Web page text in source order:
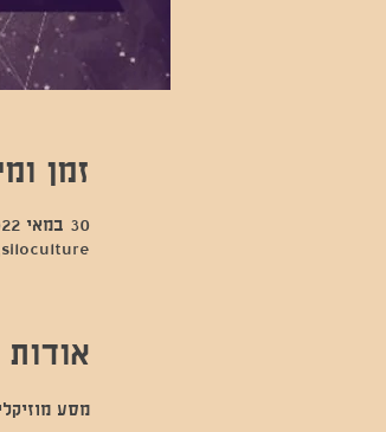
זמן
30 במאי 2022, 20:30
siloculture, סילו, Hod Hasharon, Israel
אודות
מסע